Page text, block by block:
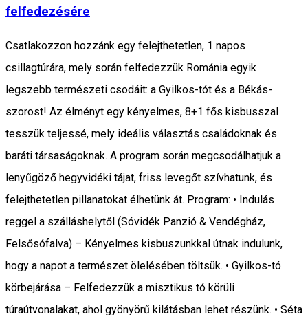
felfedezésére
Csatlakozzon hozzánk egy felejthetetlen, 1 napos
csillagtúrára, mely során felfedezzük Románia egyik
legszebb természeti csodáit: a Gyilkos-tót és a Békás-
szorost! Az élményt egy kényelmes, 8+1 fős kisbusszal
tesszük teljessé, mely ideális választás családoknak és
baráti társaságoknak. A program során megcsodálhatjuk a
lenyűgöző hegyvidéki tájat, friss levegőt szívhatunk, és
felejthetetlen pillanatokat élhetünk át. Program: • Indulás
reggel a szálláshelytől (Sóvidék Panzió & Vendégház,
Felsősófalva) – Kényelmes kisbuszunkkal útnak indulunk,
hogy a napot a természet ölelésében töltsük. • Gyilkos-tó
körbejárása – Felfedezzük a misztikus tó körüli
túraútvonalakat, ahol gyönyörű kilátásban lehet részünk. • Séta